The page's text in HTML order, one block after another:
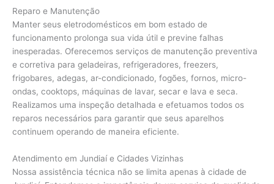
Reparo e Manutenção
Manter seus eletrodomésticos em bom estado de
funcionamento prolonga sua vida útil e previne falhas
inesperadas. Oferecemos serviços de manutenção preventiva
e corretiva para geladeiras, refrigeradores, freezers,
frigobares, adegas, ar-condicionado, fogões, fornos, micro-
ondas, cooktops, máquinas de lavar, secar e lava e seca.
Realizamos uma inspeção detalhada e efetuamos todos os
reparos necessários para garantir que seus aparelhos
continuem operando de maneira eficiente.
Atendimento em Jundiaí e Cidades Vizinhas
Nossa assistência técnica não se limita apenas à cidade de